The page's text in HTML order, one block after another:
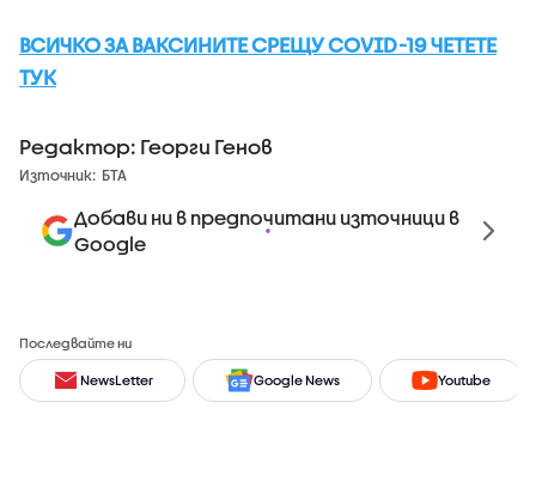
ВСИЧКО ЗА ВАКСИНИТЕ СРЕЩУ COVID-19 ЧЕТЕТЕ
ТУК
Редактор: Георги Генов
Източник: БТА
Добави ни в предпочитани източници в
Google
Последвайте ни
NewsLetter Google News Youtube